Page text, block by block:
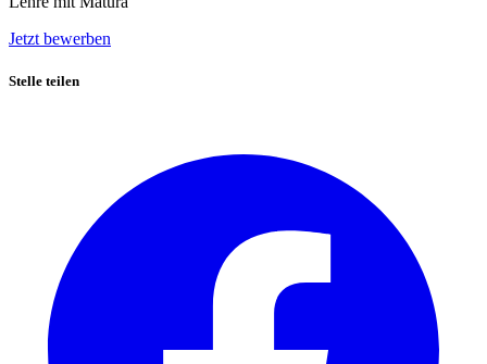
Jetzt bewerben
Stelle teilen